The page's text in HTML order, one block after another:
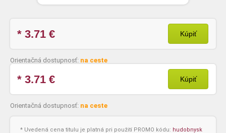
* 3.71 € Kúpiť
Orientačná dostupnosť: na ceste
* 3.71 € Kúpiť
Orientačná dostupnosť: na ceste
* Uvedená cena titulu je platná pri použití PROMO kódu: hudobnysk